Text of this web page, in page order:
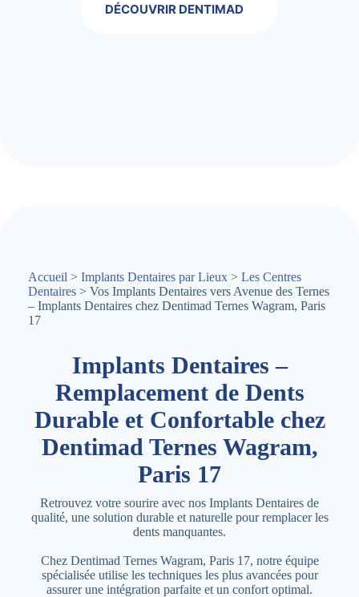
DÉCOUVRIR DENTIMAD
Accueil > Implants Dentaires par Lieux > Les Centres
Dentaires > Vos Implants Dentaires vers Avenue des Ternes
– Implants Dentaires chez Dentimad Ternes Wagram, Paris
17
Implants Dentaires –
Remplacement de Dents
Durable et Confortable chez
Dentimad Ternes Wagram,
Paris 17
Retrouvez votre sourire avec nos Implants Dentaires de
qualité, une solution durable et naturelle pour remplacer les
dents manquantes.
Chez Dentimad Ternes Wagram, Paris 17, notre équipe
spécialisée utilise les techniques les plus avancées pour
assurer une intégration parfaite et un confort optimal.